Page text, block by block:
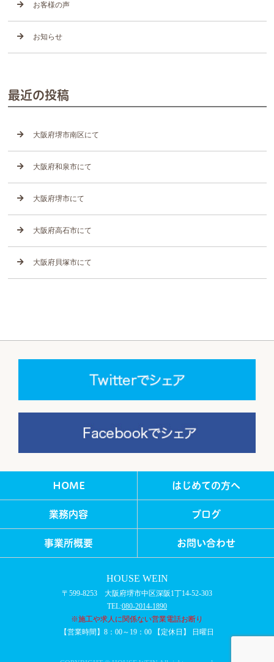
お客様の声
お知らせ
最近の投稿
大阪府堺市南区にて
大阪府和泉市にて
大阪府堺市にて
大阪府高石市にて
大阪府貝塚市にて
HOME はじめての方へ
業務内容 ブログ
事業所概要 お問い合わせ
HOUSE WEIN
〒599-8253 大阪府堺市中区深阪1丁14-52-303
TEL:080-2014-1890
※施工や求人に関係ない営業電話お断り
【営業時間】8：00～19：00 【定休日】 日曜日